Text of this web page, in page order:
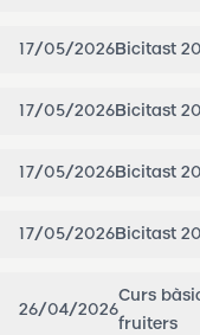
17/05/2026Bicitast
17/05/2026Bicitast
17/05/2026Bicitast
17/05/2026Bicitast
26/04/2026
Curs
fruiters